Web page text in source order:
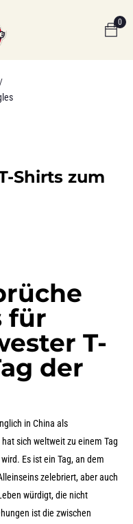
0
/
Shirts zum
für
T-
der
in China als
sich weltweit zu einem Tag
Es ist ein Tag, an dem
zelebriert, aber auch
würdigt, die nicht
ist die zwischen